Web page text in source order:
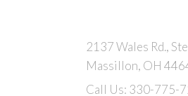
2137 Wales Rd.,
Massillon, OH
Call Us: 330-775-